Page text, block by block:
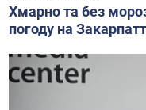
Хмарно та без
погоду на